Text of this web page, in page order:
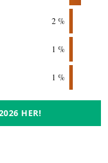
2 %
1 %
1 %
HER!